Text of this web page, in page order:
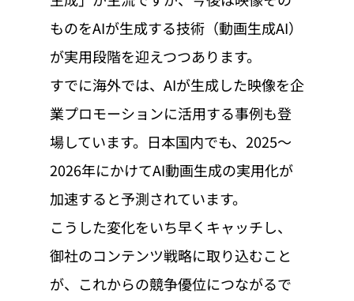
ものをAIが生成する技術（動画生成AI）
が実用段階を迎えつつあります。
すでに海外では、AIが生成した映像を企
業プロモーションに活用する事例も登
場しています。日本国内でも、2025〜
2026年にかけてAI動画生成の実用化が
加速すると予測されています。
こうした変化をいち早くキャッチし、
御社のコンテンツ戦略に取り込むこと
が、これからの競争優位につながるで